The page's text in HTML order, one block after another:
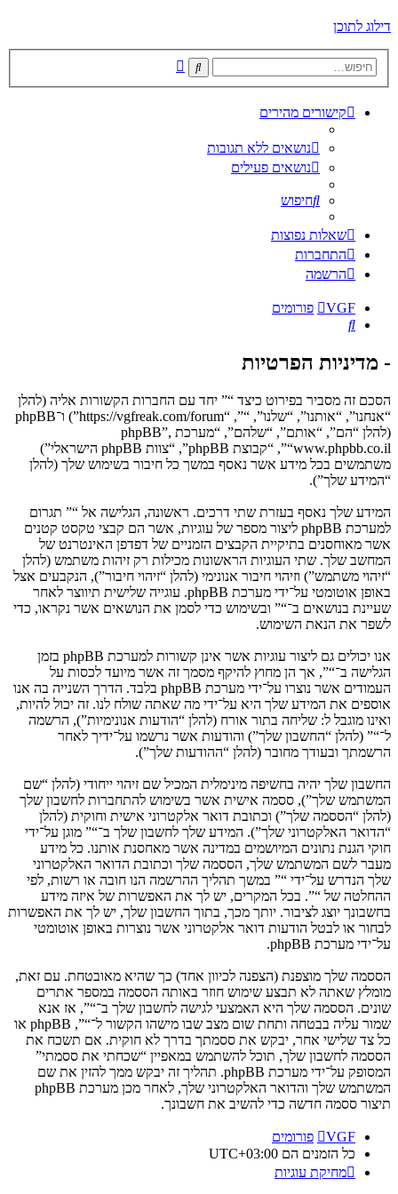
דילוג לתוכן
חיפוש
קישורים מהירים
נושאים ללא תגובות
נושאים פעילים
חיפוש
שאלות נפוצות
התחברות
הרשמה
VGF
פורומים
חיפוש
- מדיניות הפרטיות
הסכם זה מסביר בפירוט כיצד “” יחד עם החברות הקשורות אליה (להלן
“אנחנו”, “אותנו”, “שלנו”, “”, “https://vgfreak.com/forum”) ו־phpBB
(להלן “הם”, “אותם”, “שלהם”, “מערכת phpBB”,
“www.phpbb.co.il”, “קבוצת phpBB”, “צוות phpBB הישראלי”)
משתמשים בכל מידע אשר נאסף במשך כל חיבור בשימוש שלך (להלן
“המידע שלך”).
המידע שלך נאסף בעזרת שתי דרכים. ראשונה, הגלישה אל “” תגרום
למערכת phpBB ליצור מספר של עוגיות, אשר הם קבצי טקסט קטנים
אשר מאוחסנים בתיקיית הקבצים הזמניים של דפדפן האינטרנט של
המחשב שלך. שתי העוגיות הראשונות מכילות רק זיהות משתמש (להלן
“זיהוי משתמש”) וזיהוי חיבור אנונימי (להלן “זיהוי חיבור”), הנקבעים אצל
באופן אוטומטי על־ידי מערכת phpBB. עוגייה שלישית תיווצר לאחר
שעיינת בנושאים ב־“” ובשימוש כדי לסמן את הנושאים אשר נקראו, כדי
לשפר את הנאת השימוש.
אנו יכולים גם ליצור עוגיות אשר אינן קשורות למערכת phpBB בזמן
הגלישה ב־“”, אך הן מחוץ להיקף מסמך זה אשר מיועד לכסות על
העמודים אשר נוצרו על־ידי מערכת phpBB בלבד. הדרך השנייה בה אנו
אוספים את המידע שלך היא על־ידי מה שאתה שולח לנו. זה יכול להיות,
ואינו מוגבל ל: שליחה בתור אורח (להלן “הודעות אנונימיות”), הרשמה
ל־“” (להלן “החשבון שלך”) והודעות אשר נרשמו על־ידיך לאחר
הרשמתך ובעודך מחובר (להלן “ההודעות שלך”).
החשבון שלך יהיה בחשיפה מינימלית המכיל שם זיהוי ייחודי (להלן “שם
המשתמש שלך”), ססמה אישית אשר בשימוש להתחברות לחשבון שלך
(להלן “הססמה שלך”) וכתובת דואר אלקטרוני אישית וחוקית (להלן
“הדואר האלקטרוני שלך”). המידע שלך לחשבון שלך ב־“” מוגן על־ידי
חוקי הגנת נתונים המיושמים במדינה אשר מאחסנת אותנו. כל מידע
מעבר לשם המשתמש שלך, הססמה שלך וכתובת הדואר האלקטרוני
שלך הנדרש על־ידי “” במשך תהליך ההרשמה הנו חובה או רשות, לפי
ההחלטה של “”. בכל המקרים, יש לך את האפשרות של איזה מידע
בחשבונך יוצג לציבור. יותך מכך, בתוך החשבון שלך, יש לך את האפשרות
לבחור או לבטל הודעות דואר אלקטרוני אשר נוצרות באופן אוטומטי
על־ידי מערכת phpBB.
הססמה שלך מוצפנת (הצפנה לכיוון אחד) כך שהיא מאובטחת. עם זאת,
מומלץ שאתה לא תבצע שימוש חוזר באותה הססמה במספר אתרים
שונים. הססמה שלך היא האמצעי לגישה לחשבון שלך ב־“”, אז אנא
שמור עליה בבטחה ותחת שום מצב שבו מישהו הקשור ל־“”, phpBB או
כל צד שלישי אחר, יבקש את ססמתך בדרך לא חוקית. אם תשכח את
הססמה לחשבון שלך, תוכל להשתמש במאפיין “שכחתי את ססמתי”
המסופק על־ידי מערכת phpBB. תהליך זה יבקש ממך להזין את שם
המשתמש שלך והדואר האלקטרוני שלך, לאחר מכן מערכת phpBB
תיצור ססמה חדשה כדי להשיב את חשבונך.
VGF
פורומים
כל הזמנים הם UTC+03:00
מחיקת עוגיות